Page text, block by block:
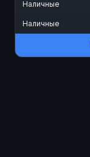
Наличные
Наличные